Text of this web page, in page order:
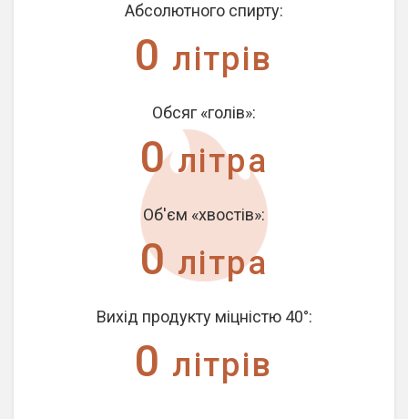
Абсолютного спирту:
0 літрів
Обсяг «голів»:
0літра
Об'єм «хвостів»:
0літра
Вихід продукту міцністю 40°:
0 літрів